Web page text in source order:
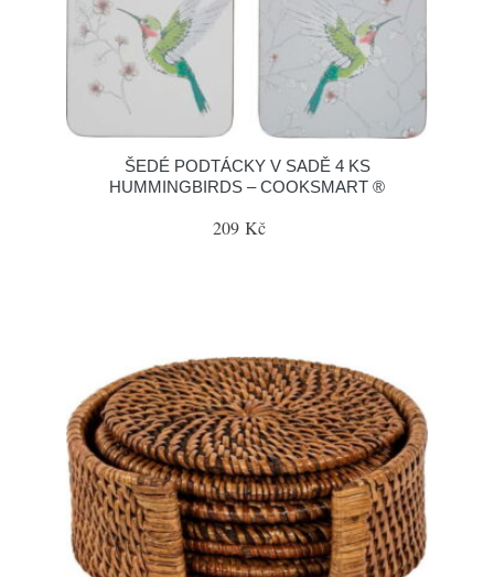
ŠEDÉ PODTÁCKY V SADĚ 4 KS
HUMMINGBIRDS – COOKSMART ®
209 Kč